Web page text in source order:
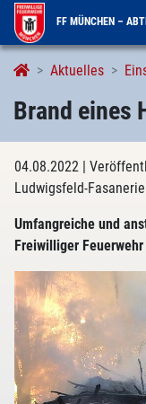
FF MÜNCHEN –
Aktuelles
Brand eines
04.08.2022 |
Ludwigsfeld-Fasanerie
Umfangreiche und
Freiwilliger